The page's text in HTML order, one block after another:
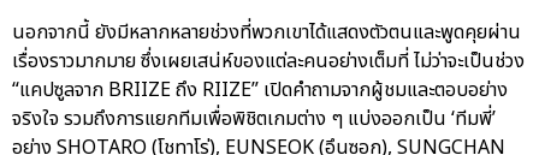
นอกจากนี้ ยังมีหลากหลายช่วงที่พวกเขาได้แสดงตัวตนและพูดคุยผ่าน
เรื่องราวมากมาย ซึ่งเผยเสน่ห์ของแต่ละคนอย่างเต็มที่ ไม่ว่าจะเป็นช่วง
“แคปซูลจาก BRIIZE ถึง RIIZE” เปิดคำถามจากผู้ชมและตอบอย่าง
จริงใจ รวมถึงการแยกทีมเพื่อพิชิตเกมต่าง ๆ แบ่งออกเป็น ‘ทีมพี่’
อย่าง SHOTARO (โชทาโร่), EUNSEOK (อึนซอก), SUNGCHAN